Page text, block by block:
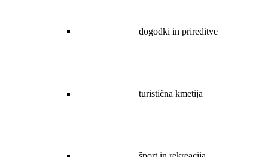
dogodki in prireditve
turistična kmetija